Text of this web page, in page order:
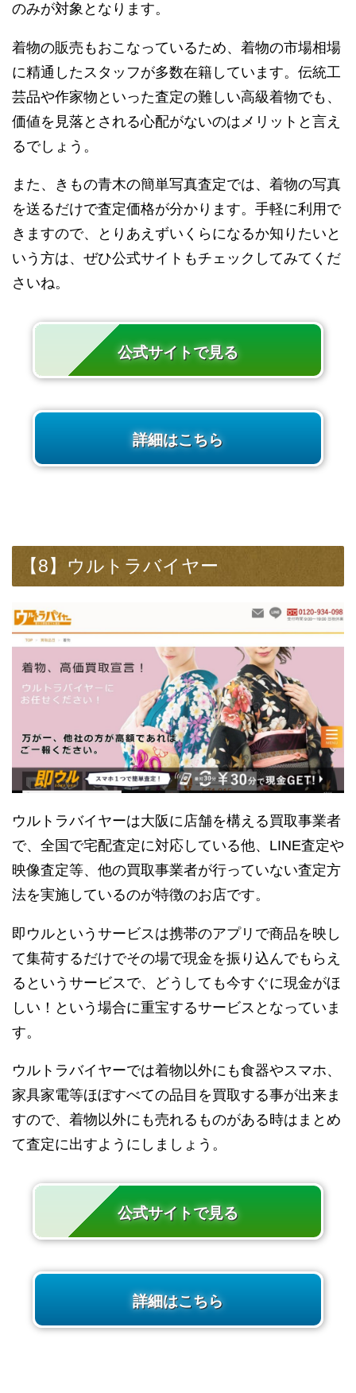
のみが対象となります。
着物の販売もおこなっているため、着物の市場相場
に精通したスタッフが多数在籍しています。伝統工
芸品や作家物といった査定の難しい高級着物でも、
価値を見落とされる心配がないのはメリットと言え
るでしょう。
また、きもの青木の簡単写真査定では、着物の写真
を送るだけで査定価格が分かります。手軽に利用で
きますので、とりあえずいくらになるか知りたいと
いう方は、ぜひ公式サイトもチェックしてみてくだ
さいね。
公式サイトで見る
詳細はこちら
【8】ウルトラバイヤー
ウルトラバイヤーは大阪に店舗を構える買取事業者
で、全国で宅配査定に対応している他、LINE査定や
映像査定等、他の買取事業者が行っていない査定方
法を実施しているのが特徴のお店です。
即ウルというサービスは携帯のアプリで商品を映し
て集荷するだけでその場で現金を振り込んでもらえ
るというサービスで、どうしても今すぐに現金がほ
しい！という場合に重宝するサービスとなっていま
す。
ウルトラバイヤーでは着物以外にも食器やスマホ、
家具家電等ほぼすべての品目を買取する事が出来ま
すので、着物以外にも売れるものがある時はまとめ
て査定に出すようにしましょう。
公式サイトで見る
詳細はこちら